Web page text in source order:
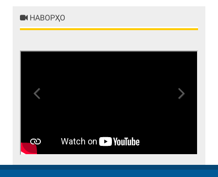
НАВОРҲО